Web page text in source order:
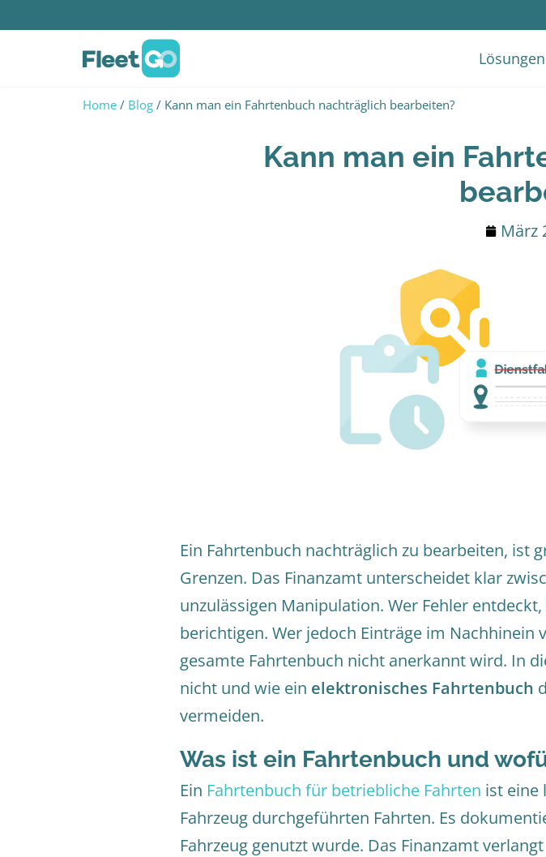
Lösungen
Home / Blog / Kann man ein Fahrtenbuch nachträglich bearbeiten?
Kann man ein
März
Ein Fahrtenbuch nachträglich zu bearbeiten, ist
Grenzen. Das Finanzamt unterscheidet klar
unzulässigen Manipulation. Wer Fehler
berichtigen. Wer jedoch Einträge im
gesamte Fahrtenbuch nicht anerkannt wird. In
nicht und wie ein elektronisches Fahrtenbuch
vermeiden.
Was ist ein Fahrtenbuch und
Ein Fahrtenbuch für betriebliche Fahrten ist eine
Fahrzeug durchgeführten Fahrten. Es
Fahrzeug genutzt wurde. Das Finanzamt